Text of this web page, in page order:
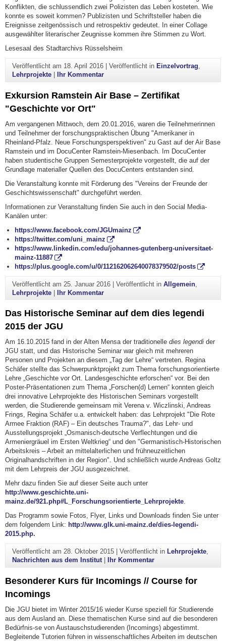
Konflikten, die schlussendlich zwei Polizisten das Leben kosteten. Wie
konnte es soweit kommen? Publizisten und Schriftsteller haben die
Ereignisse zeitgenössisch und retrospektiv gedeutet. In einer Collage
ausgewählter literarischer Zeugnisse kommen ihre Stimmen zu Wort.
Lesesaal des Stadtarchivs Rüsselsheim
Veröffentlicht am 18. April 2016| Veröffentlicht in Einzelvortrag,
Lehrprojekte| Ihr Kommentarzu Veranstaltungen im Rahmen des
Exkursion Ramstein Air Base – Zertifikat
"Geschichte vor Ort"
Am vergangenen Mittwoch, dem 20.01.2016, waren die Teilnehmerinnen
und Teilnehmer der forschungspraktischen Übung "Amerikaner in
Rheinland-Pfalz. Neue Forschungsperspektiven" zu Gast auf der Air Base
Ramstein und im DocuCenter Ramstein-Miesenbach. Im DocuCenter
haben studentische Gruppen Semesterprojekte vorgestellt, die auf der
Grundlage materialler Quellen des DocuCenters entstanden sind.
Die Veranstaltung konnte mit Förderung des "Vereins der Freunde der
Geschichtswissenschaft" durchgeführt werden.
Informationen zur Veranstaltung finden Sie auch in den Social Media-
Kanälen unter:
https://www.facebook.com/JGUmainz
https://twitter.com/uni_mainz
https://www.linkedin.com/edu/johannes-gutenberg-universitaet-
mainz-11887
https://plus.google.com/u/0/112162062640078379502/posts
Veröffentlicht am 25. Januar 2016| Veröffentlicht in Allgemein,
Lehrprojekte| Ihr Kommentarzu Exkursion Ramstein Air Base –
Das Historische Seminar auf dem dies legendi
2015 der JGU
Am 16.10.2015 fand in der Alten Mensa der traditionelle dies legendi der
JGU statt, und das Historische Seminar war gleich mit mehreren
Personen und Projekten an diesem „Tag der Lehre“ vertreten. Regina
Schäfer stellte das Schwerpunktprojekt zum Thema forschungsorientierte
Lehre „Geschichte vor Ort. Landesgeschichte erforschen“ vor. Bei den
Poster-Präsentationen zum Thema „Forschen(d) Lernen“ konnten gleich
drei innovative Lehrprojekte des Historischen Seminars vorgestellt
werden, die Studierende gemeinsam mit Verena v. Wiczlinski, Andreas
Frings, Regina Schäfer u.a. entwickelt haben: das Lehrprojekt "Die Rote
Armee Fraktion (RAF) – Ein deutsches Trauma?", das Lehr- und
Ausstellungsprojekt „Osmanisch-deutsche Verflechtungen und die
Armeniergräuel im Ersten Weltkrieg“ und den "Germanistisch-Historischen
Arbeitskreis – Arbeit an mittelalterlichen und frühneuzeitlichen
Originalhandschriften in der Region". Und schließlich wurde Andreas Goltz
mit dem Lehrpreis der JGU ausgezeichnet.
Mehr dazu finden Sie auf dieser Seite auch unter
http://www.geschichte.uni-
mainz.de/921.php#L_Forschungsorientierte_Lehrprojekte.
Das Programm sowie Fotos, Flyer, Links und Downloads finden Sie unter
dem folgendem Link: http://www.glk.uni-mainz.de/dies-legendi-
2015.php.
Veröffentlicht am 28. Oktober 2015| Veröffentlicht in Lehrprojekte,
Nachrichten aus dem Institut| Ihr Kommentarzu Das Historische
Besonderer Kurs für Incomings // Course for
Incomings
Die JGU bietet im Winter 2015/16 wieder Kurse speziell für Studierende
aus dem Ausland an. Diese thematischen Kurse sind auf die besonderen
Bedürfnis-se von Austauschstudierenden (Incomings) abgestimmt.
Begleitende Tutorien führen in wissenschaftliches Arbeiten im deutschen